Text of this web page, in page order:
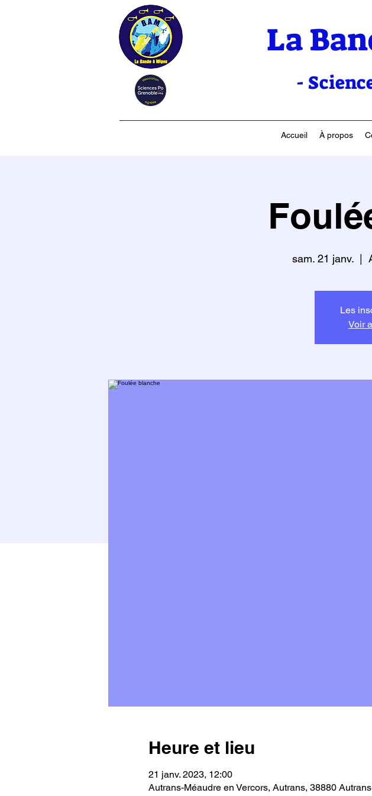
La
-
Accueil À propos
sam. 21 janv.
  |
Les
Voir
Heure et lieu
21 janv. 2023, 12:00
Autrans-Méaudre en Vercors, Autrans, 38880